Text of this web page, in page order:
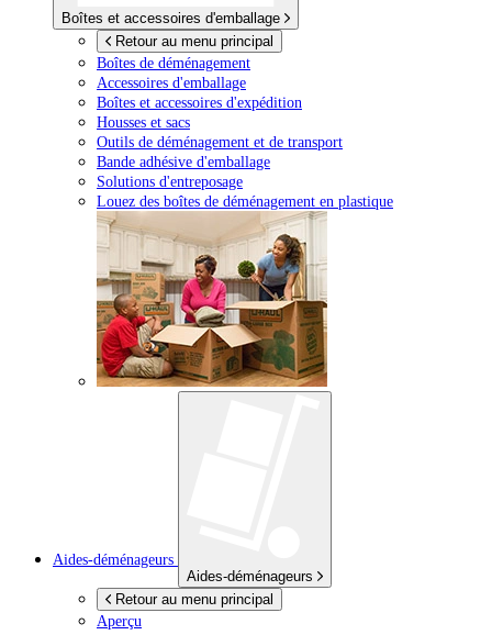
Boîtes et accessoires d'emballage
Retour au menu principal
Boîtes de déménagement
Accessoires d'emballage
Boîtes et accessoires d'expédition
Housses et sacs
Outils de déménagement et de transport
Bande adhésive d'emballage
Solutions d'entreposage
Louez des boîtes de déménagement en plastique
Aides-déménageurs
Aides-déménageurs
Retour au menu principal
Aperçu